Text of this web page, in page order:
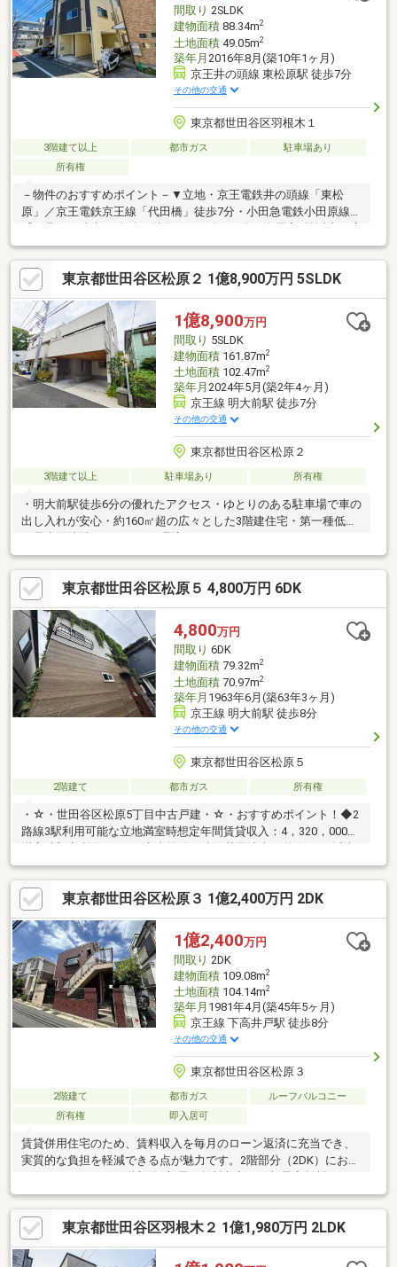
間取り 2SLDK
建物面積88.34m2
土地面積49.05m2
築年月 2016年8月(築10年1ヶ月)
京王井の頭線 東松原駅 徒歩7分
その他の交通
東京都世田谷区羽根木１
3階建て以上 都市ガス
駐車場あり
所有権
－物件のおすすめポイント－▼立地・京王電鉄井の頭線「東松
原」／京王電鉄京王線「代田橋」徒歩7分・小田急電鉄小田原線
さ・収納を確保・LDを見渡せる対面式キッチン・洋室2室の上部
に小屋裏収納を設置・1階・3階にトイレ有・前面道路は北側幅員
約6mの公道、車の出し入れが比較的スムーズ▼周辺環境・世田谷
区立下北沢小学校 徒歩8分(約600m)・セブンイレブン世田谷羽根
木店 徒歩3分(約180m)■ ご希望の住まい探しをお手伝いします
━━━━━・・・物件の詳細・ご相談はお気軽にお問い合わせく
ださい。
東京都世田谷区松原２ 1億8,900万円 5SLDK
1億8,900万円
間取り 5SLDK
建物面積161.87m2
土地面積102.47m2
築年月 2024年5月(築2年4ヶ月)
京王線 明大前駅 徒歩7分
その他の交通
東京都世田谷区松原２
3階建て以上 駐車場あり 所有権
・明大前駅徒歩6分の優れたアクセス・ゆとりのある駐車場で車の
出し入れが安心・約160㎡超の広々とした3階建住宅・第一種低層
東京都世田谷区松原５ 4,800万円 6DK
4,800万円
間取り 6DK
建物面積79.32m2
土地面積70.97m2
築年月 1963年6月(築63年3ヶ月)
京王線 明大前駅 徒歩8分
その他の交通
東京都世田谷区松原５
2階建て 都市ガス 所有権
・☆・世田谷区松原5丁目中古戸建・☆・おすすめポイント！◆2
路線3駅利用可能な立地満室時想定年間賃貸収入：4，320，000円
の開口で接していないため再建築はできません詳しくは営業スタ
ッフよりご案内いたします。≪フリーコール：0120-098-811≫に
お問い合わせ下さい。本物件に関するご質問・ご要望等ございま
したら、お気軽にお問い合わせください。ご連絡を心よりお待ち
しております。
東京都世田谷区松原３ 1億2,400万円 2DK
1億2,400万円
間取り 2DK
建物面積109.08m2
土地面積104.14m2
築年月 1981年4月(築45年5ヶ月)
京王線 下高井戸駅 徒歩8分
その他の交通
東京都世田谷区松原３
2階建て 都市ガス
ルーフバルコニー
所有権
即入居可
賃貸併用住宅のため、賃料収入を毎月のローン返済に充当でき、
実質的な負担を軽減できる点が魅力です。2階部分（2DK）にお住
166，000円）を住宅ローンの支払いに回すことができます。
（例）住宅ローン：月額金291，702円（ローン金額：1億円 金
利：1.2％ 期間：35年の場合）金291，702円－金166，000円＝
金125，702円毎月金125，702円の持ち出しで生活可能となる計算
です。
東京都世田谷区羽根木２ 1億1,980万円 2LDK